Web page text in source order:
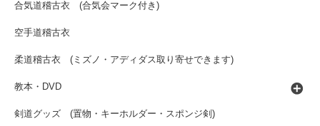
合気道稽古衣 (合気会マーク付き)
空手道稽古衣
柔道稽古衣 (ミズノ・アディダス取り寄せできます)
教本・DVD
剣道グッズ (置物・キーホルダー・スポンジ剣)